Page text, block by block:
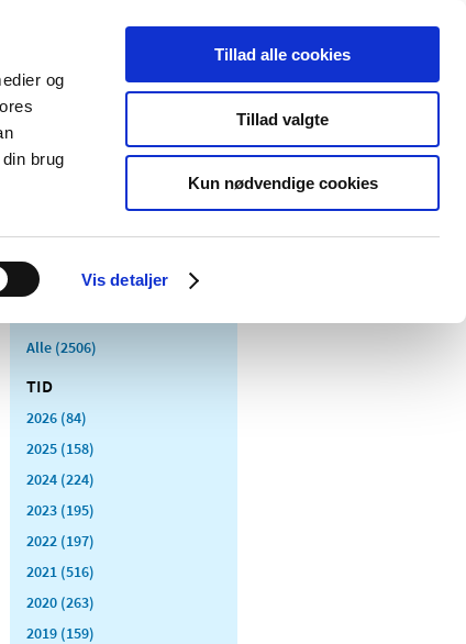
og
brug
Vis detaljer
Tillad alle cookies
Tillad valgte
Kun nødvendige cookies
Særlige
produktområder
Alle (2506)
TID
2026 (84)
2025 (158)
2024 (224)
2023 (195)
2022 (197)
2021 (516)
2020 (263)
2019 (159)